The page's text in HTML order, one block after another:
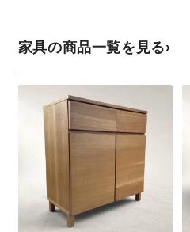
家具の商品一覧を見る›